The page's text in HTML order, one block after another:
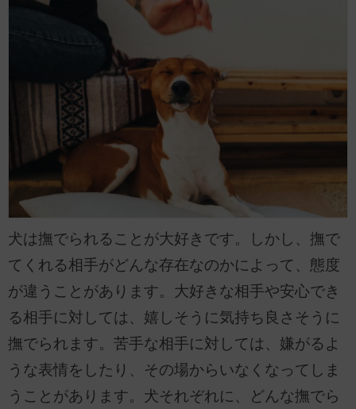
犬は撫でられることが大好きです。しかし、撫で
てくれる相手がどんな存在なのかによって、態度
が違うことがあります。大好きな相手や安心でき
る相手に対しては、嬉しそうに気持ち良さそうに
撫でられます。苦手な相手に対しては、嫌がるよ
うな表情をしたり、その場からいなくなってしま
うことがあります。犬それぞれに、どんな撫でら